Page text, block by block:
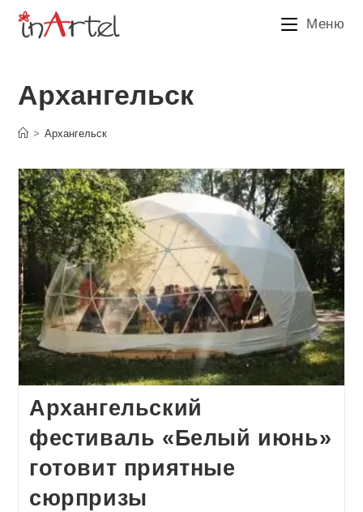
Перейти
Меню
Архангельск
> Архангельск
Архангельский
фестиваль «Белый июнь»
готовит приятные
сюрпризы